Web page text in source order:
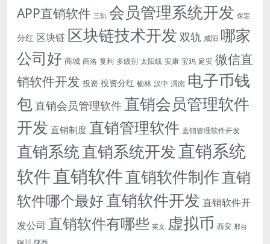
APP直销软件 三轨 会员管理系统开发 保定
分红 区块链 区块链技术开发 双轨 咸阳 哪家
公司好 商城 商洛 复利 多级别 太阳线 安康 宝鸡 延安 微信直
销软件开发 投资 投资分红 榆林 汉中 渭南 电子币钱
包 直销会员管理软件 直销会员管理软件
开发 直销制度 直销管理软件 直销管理软件开发
直销系统直销系统开发直销系统
软件直销软件直销软件制作直销
软件哪个最好直销软件开发 直销软件开
发公司 直销软件有哪些 英文 虚拟币 西安 邢台